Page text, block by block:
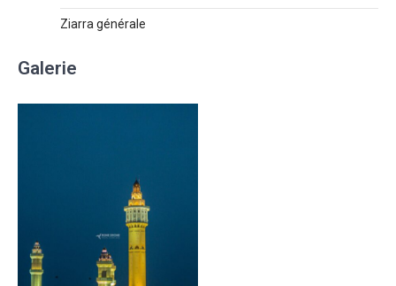
Ziarra générale
Galerie